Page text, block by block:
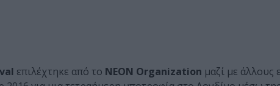
επιλέχτηκε από το NEON Organization μαζί με άλλους